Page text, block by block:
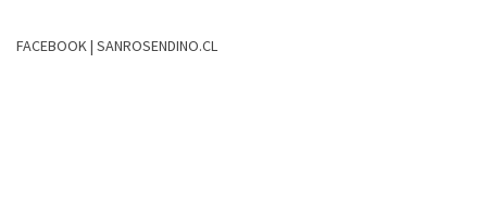
FACEBOOK | SANROSENDINO.CL